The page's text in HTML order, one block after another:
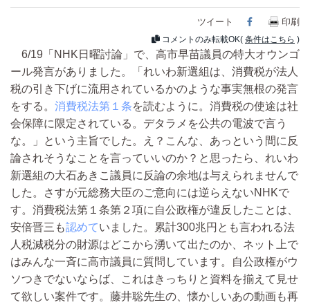
ツイート Facebook
印刷
コメントのみ転載OK( 条件はこちら )
6/19「NHK日曜討論」で、高市早苗議員の特大オウンゴ
ール発言がありました。「れいわ新選組は、消費税が法人
税の引き下げに流用されているかのような事実無根の発言
をする。 消費税法第１条を読むように。消費税の使途は社
会保障に限定されている。デタラメを公共の電波で言う
な。」という主旨でした。え？こんな、あっという間に反
論されそうなことを言っていいのか？と思ったら、れいわ
新選組の大石あきこ議員に反論の余地は与えられませんで
した。さすが元総務大臣のご意向には逆らえないNHKで
す。消費税法第１条第２項に自公政権が違反したことは、
安倍晋三も認めていました。累計300兆円とも言われる法
人税減税分の財源はどこから湧いて出たのか、ネット上で
はみんな一斉に高市議員に質問しています。自公政権がウ
ソつきでないならば、これはきっちりと資料を揃えて見せ
て欲しい案件です。藤井聡先生の、懐かしいあの動画も再